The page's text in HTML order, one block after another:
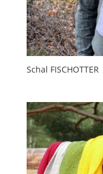
Schal FISCHOTTER